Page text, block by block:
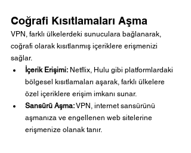
Coğrafi Kısıtlamaları Aşma
VPN, farklı ülkelerdeki sunuculara bağlanarak,
coğrafi olarak kısıtlanmış içeriklere erişmenizi
sağlar.
İçerik Erişimi: Netflix, Hulu gibi platformlardaki
bölgesel kısıtlamaları aşarak, farklı ülkelere
özel içeriklere erişim imkanı sunar.
Sansürü Aşma: VPN, internet sansürünü
aşmanıza ve engellenen web sitelerine
erişmenize olanak tanır.